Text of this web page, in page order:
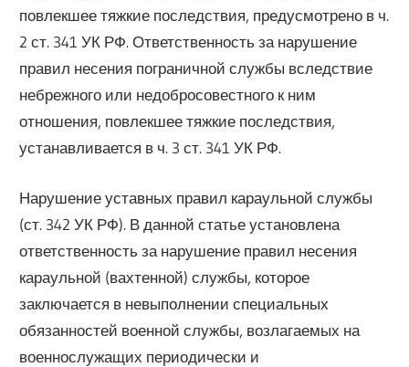
повлекшее тяжкие последствия, предусмотрено в ч.
2 ст. 341 УК РФ. Ответственность за нарушение
правил несения пограничной службы вследствие
небрежного или недобросовестного к ним
отношения, повлекшее тяжкие последствия,
устанавливается в ч. 3 ст. 341 УК РФ.
Нарушение уставных правил караульной службы
(ст. 342 УК РФ). В данной статье установлена
ответственность за нарушение правил несения
караульной (вахтенной) службы, которое
заключается в невыполнении специальных
обязанностей военной службы, возлагаемых на
военнослужащих периодически и